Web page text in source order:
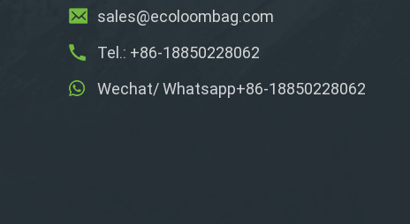
sales@ecoloombag.com
Tel.: +86-18850228062
Wechat/ Whatsapp+86-18850228062